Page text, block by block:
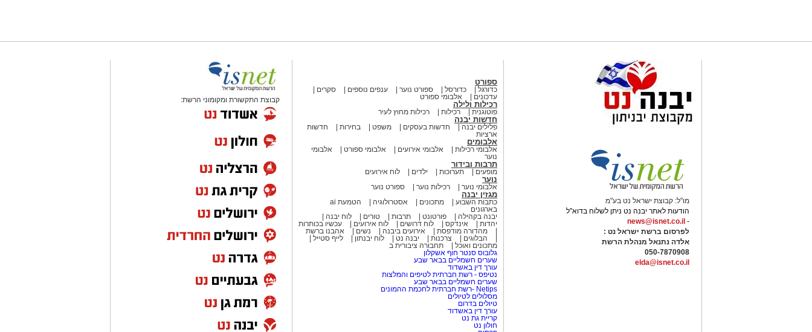
מו"ל: קבוצת ישראל נט בע"מ
הודעות לאתר יבנה נט ניתן לשלוח בדוא"ל
-
news@isnet.co.il
לפרסום ברשת ישראל נט :
אלדה נתנאל מנהלת הרשת
050-7870908
elda@isnet.co.il
ספורט
כדורגל כדורסל ספורט נוער ענפים נוספים
סקרים
עדכונים
אלבומי ספורט
רכילות ולילה
פוטוגנית רכילות רכילות מחוץ לעיר
חדשות יבנה
פלילים יבנה חדשות בעסקים משפט בחירות
חדשות
ארציות
אלבומים
אלבומי רכילות אלבומי אירועים אלבומי ספורט
אלבומי
נוער
תרבות ובידור
מופעים תערוכות ילדים לוח אירועים
נוער
אלבומי נוער רכילות נוער ספורט נוער
מגזין יבנה
כתבות השבוע מתכונים אסטרולוגיה
הטמעת ai
בארגונים
יבנה בקהילה
פורטונט תרבות טורים
לוח יבנה
יהדות
אינדקס לוח דרושים לוח אירועים
עכשיו בכותרות
מהדורה מודפסת
אירועים ביבנה נשים
אהבנו ברשת
הבלוגים
צרכנות יבנה נט לוח יבנתון
לייף סטייל
מתכונים ואוכל
תחבורה ציבורית ב
גלובוס סנטר חוף אשקלון
שערים חשמליים בבאר שבע
עורך דין באשדוד
נטיפס - רשת חברתית לטיפים והמלצות
שערים חשמליים בבאר שבע
Netips -רשת חברתית לחכמת ההמונים
מסלולים לטיולים
טיולים בדרום
עורך דין באשדוד
קריית גת נט
חולון נט
קבוצת התקשורת ומקומוני הרשת: